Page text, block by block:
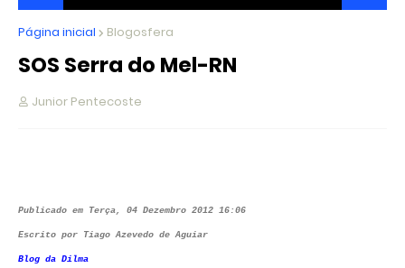
JORNALISMO INDEPENDENTE, TRANSPARENTE E
CRÍTICO
Página inicial Blogosfera
SOS Serra do Mel-RN
Junior Pentecoste
Publicado em Terça, 04 Dezembro 2012 16:06
Escrito por Tiago Azevedo de Aguiar
Blog da Dilma